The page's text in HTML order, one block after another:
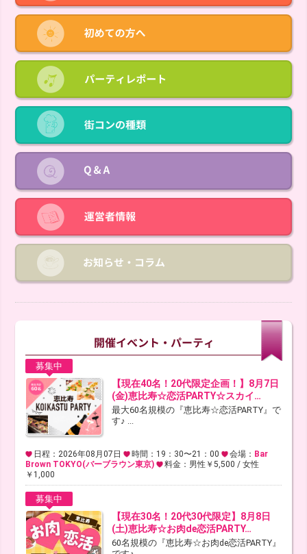
募集中
【現在40名！20代限定企画！】8月7日
(金)恵比寿☆恋活PARTY☆スカイ…
最大60名規模の『恵比寿☆恋活PARTY』で
す♪ ...
日程：2026年08月07日 時間：19：30〜21：00 会場： Bar
Brown TOKYO(バーブラウン東京)
料金：男性￥5,500 / 女性
￥1,000
募集中
【現在30名！20代30代限定】8月8日
(土)恵比寿☆お肉de恋活PARTY…
60名規模の『恵比寿☆お肉de恋活PARTY』